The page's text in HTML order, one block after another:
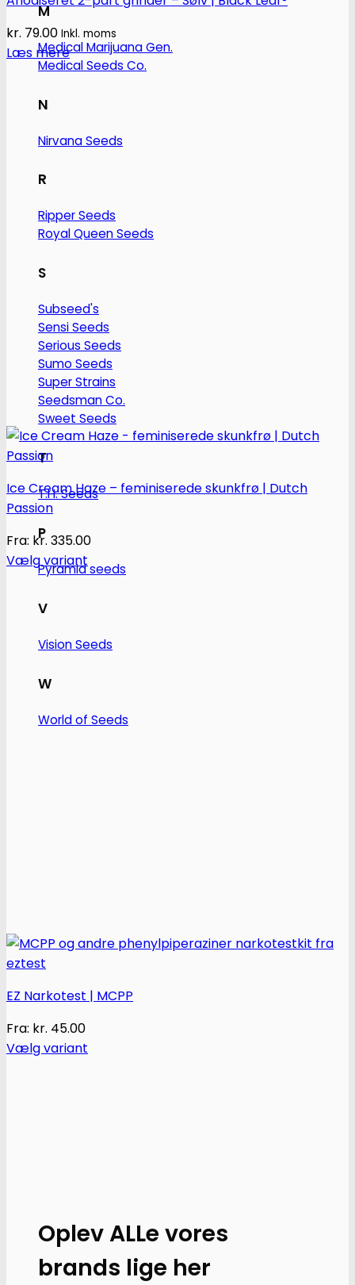
M
Medical Marijuana Gen.
Medical Seeds Co.
N
Nirvana Seeds
R
Ripper Seeds
Royal Queen Seeds
S
Subseed's
Sensi Seeds
Serious Seeds
Sumo Seeds
Super Strains
Seedsman Co.
Sweet Seeds
T
T.H. Seeds
P
Pyramid seeds
V
Vision Seeds
W
World of Seeds
Oplev ALLe vores
brands lige her
kr. 79.00 Inkl. moms
Læs mere
Ice Cream Haze – feminiserede skunkfrø | Dutch
Passion
Fra: kr. 335.00
Vælg variant
Dette
Mulighederne
vælges
EZ Narkotest | MCPP
Fra: kr. 45.00
Vælg variant
varesiden